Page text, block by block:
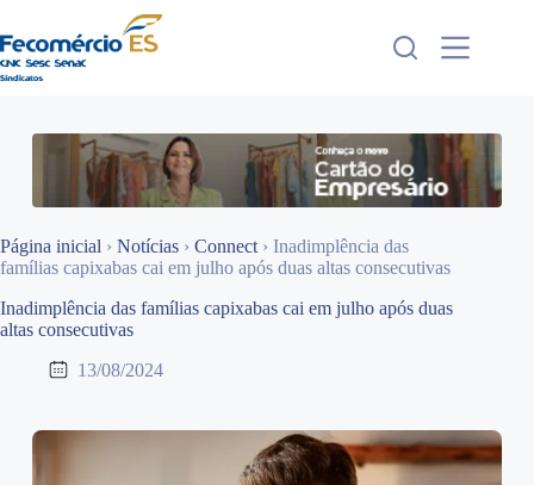
para
o
conteúdo
Página inicial › Notícias › Connect › Inadimplência das
famílias capixabas cai em julho após duas altas consecutivas
Inadimplência das famílias capixabas cai em julho após duas
altas consecutivas
13/08/2024